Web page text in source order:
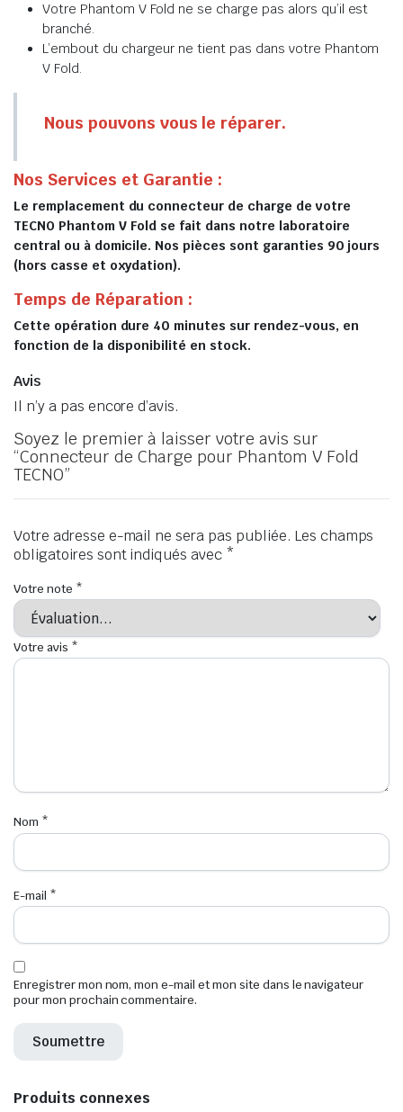
Votre Phantom V Fold ne se charge pas alors qu’il est
branché.
L’embout du chargeur ne tient pas dans votre Phantom
V Fold.
Nous pouvons vous le réparer.
Nos Services et Garantie :
Le remplacement du connecteur de charge de votre
TECNO Phantom V Fold se fait dans notre laboratoire
central ou à domicile. Nos pièces sont garanties 90 jours
(hors casse et oxydation).
Temps de Réparation :
Cette opération dure 40 minutes sur rendez-vous, en
fonction de la disponibilité en stock.
Avis
Il n’y a pas encore d’avis.
Soyez le premier à laisser votre avis sur
“Connecteur de Charge pour Phantom V Fold
TECNO”
Votre adresse e-mail ne sera pas publiée. Les champs
obligatoires sont indiqués avec *
Votre note *
Votre avis *
Nom *
E-mail *
Enregistrer mon nom, mon e-mail et mon site dans le navigateur
pour mon prochain commentaire.
Produits connexes